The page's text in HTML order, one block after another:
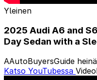
Yleinen
2025 Audi A6 and
Day Sedan with a
AAutoBuyersGuide
Katso YouTubessa